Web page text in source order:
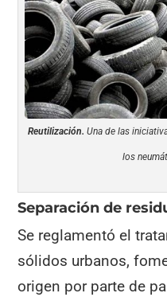
Reutilización. Una de las
los
Separación de
Se reglamentó el
sólidos urbanos,
origen por parte de